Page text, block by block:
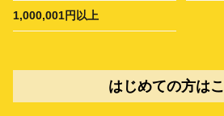
1,000,001円以上
はじめての方は